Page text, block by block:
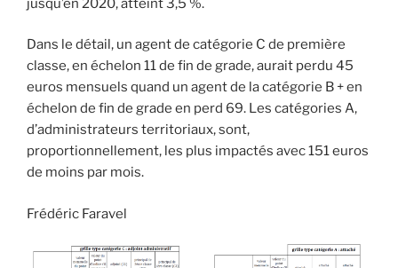
Dans le détail, un agent de catégorie C de première
classe, en échelon 11 de fin de grade, aurait perdu 45
euros mensuels quand un agent de la catégorie B + en
échelon de fin de grade en perd 69. Les catégories A,
d’administrateurs territoriaux, sont,
proportionnellement, les plus impactés avec 151 euros
de moins par mois.
Frédéric Faravel